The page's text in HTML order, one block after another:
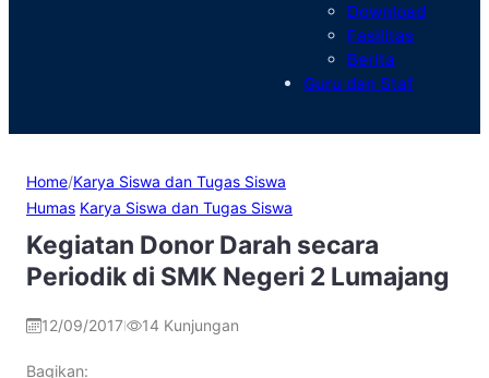
Download
Fasilitas
Berita
Guru dan Staf
Home/Karya Siswa dan Tugas Siswa
Humas Karya Siswa dan Tugas Siswa
Kegiatan Donor Darah secara
Periodik di SMK Negeri 2 Lumajang
12/09/2017 14 Kunjungan
Bagikan: